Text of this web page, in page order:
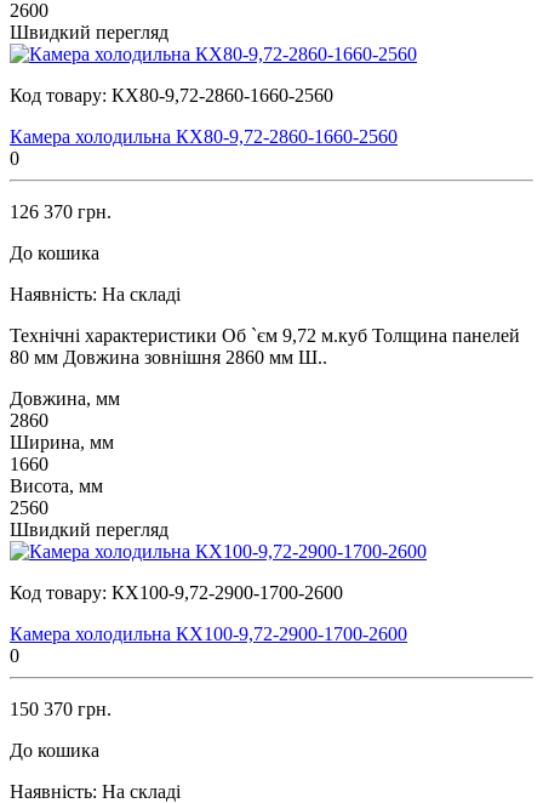
2600
Швидкий перегляд
Код товару: КХ80-9,72-2860-1660-2560
Камера холодильна КХ80-9,72-2860-1660-2560
0
126 370 грн.
До кошика
Наявність: На складі
Технічні характеристики Об `єм 9,72 м.куб Толщина панелей
80 мм Довжина зовнішня 2860 мм Ш..
Довжина, мм
2860
Ширина, мм
1660
Висота, мм
2560
Швидкий перегляд
Код товару: КХ100-9,72-2900-1700-2600
Камера холодильна КХ100-9,72-2900-1700-2600
0
150 370 грн.
До кошика
Наявність: На складі